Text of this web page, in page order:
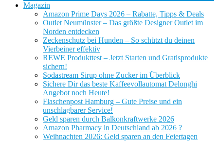
Magazin
Amazon Prime Days 2026 – Rabatte, Tipps & Deals
Outlet Neumünster – Das größte Designer Outlet im
Norden entdecken
Zeckenschutz bei Hunden – So schützt du deinen
Vierbeiner effektiv
REWE Produkttest – Jetzt Starten und Gratisprodukte
sichern!
Sodastream Sirup ohne Zucker im Überblick
Sichere Dir das beste Kaffeevollautomat Delonghi
Angebot noch Heute!
Flaschenpost Hamburg – Gute Preise und ein
unschlagbarer Service!
Geld sparen durch Balkonkraftwerke 2026
Amazon Pharmacy in Deutschland ab 2026 ?
Weihnachten 2026: Geld sparen an den Feiertagen